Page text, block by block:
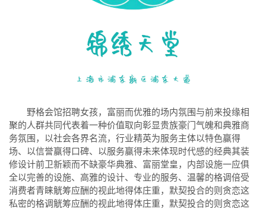
野格会馆招聘女孩，富丽而优雅的场内氛围与前来投缘相
聚的人群共同代表着一种价值取向彰显贵族豪门气魄和典雅商
务氛围，以社会各界名流，行业精英为服务主体以特色赢得
场、以信誉赢得口碑、以服务赢得未来体现时代感的经典其装
修设计前卫新颖而不缺豪华典雅、富丽堂皇，内部设施一应俱
全以完善的设施、高雅的设计、专业的服务、温馨的格调倍受
消费者青睐觥筹应酬的视此地得体庄重，默契投合的则贪恋这
私密的格调觥筹应酬的视此地得体庄重，默契投合的则贪恋这